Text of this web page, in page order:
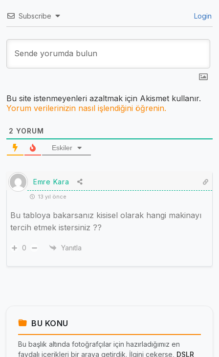
Subscribe Login
Bu site istenmeyenleri azaltmak için Akismet kullanır.
Yorum verilerinizin nasıl işlendiğini öğrenin.
2 YORUM
Eskiler
Emre Kara
13 yıl önce
Bu tabloya bakarsanız kisisel olarak hangi makinayı
tercih etmek istersiniz ??
0 Yanıtla
BU KONU
Bu başlık altında fotoğrafçılar için hazırladığımız en
faydalı içerikleri bir araya getirdik. İlgini çekerse, DSLR